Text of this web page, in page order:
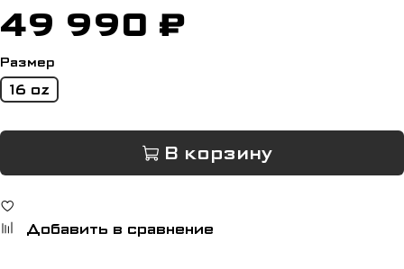
49 990 ₽
Размер
16 oz
В корзину
Добавить в сравнение